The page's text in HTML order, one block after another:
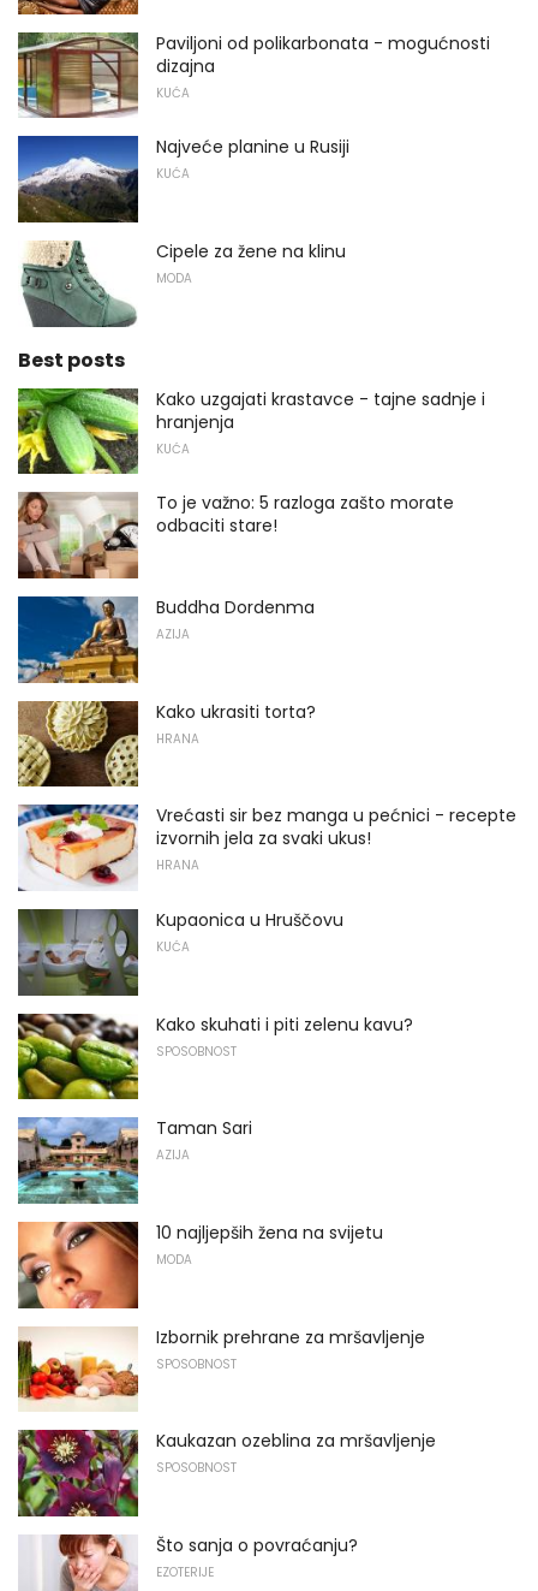
Paviljoni od polikarbonata - mogućnosti
dizajna
KUĆA
Najveće planine u Rusiji
KUĆA
Cipele za žene na klinu
MODA
Best posts
Kako uzgajati krastavce - tajne sadnje i
hranjenja
KUĆA
To je važno: 5 razloga zašto morate
odbaciti stare!
Buddha Dordenma
AZIJA
Kako ukrasiti torta?
HRANA
Vrećasti sir bez manga u pećnici - recepte
izvornih jela za svaki ukus!
HRANA
Kupaonica u Hruščovu
KUĆA
Kako skuhati i piti zelenu kavu?
SPOSOBNOST
Taman Sari
AZIJA
10 najljepših žena na svijetu
MODA
Izbornik prehrane za mršavljenje
SPOSOBNOST
Kaukazan ozeblina za mršavljenje
SPOSOBNOST
Što sanja o povraćanju?
EZOTERIJE